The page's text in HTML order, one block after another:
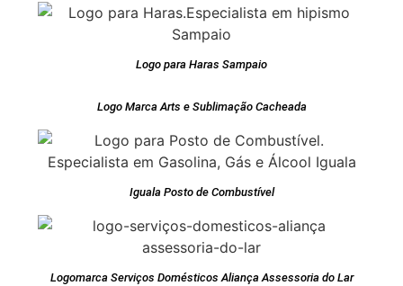
Logo para Haras Sampaio
Logo Marca Arts e Sublimação Cacheada
Iguala Posto de Combustível
Logomarca Serviços Domésticos Aliança Assessoria do Lar